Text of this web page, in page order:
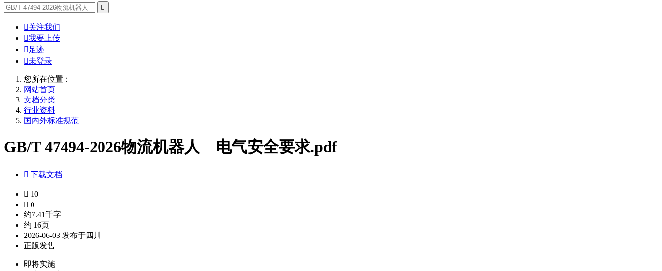

关注我们
我要上传
 足迹
未登录
您所在位置：
网站首页
文档分类
行业资料
国内外标准规范
GB/T 47494-2026物流机器人 电气安全要求.pdf
 下载文档
 10
 0
约7.41千字
约 16页
2026-06-03 发布于四川
正版发售
即将实施